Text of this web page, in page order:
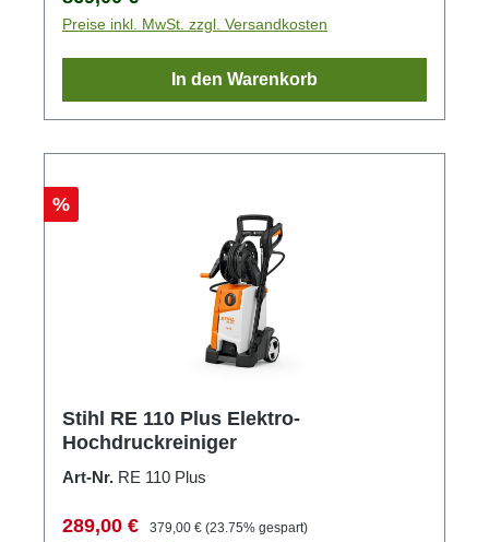
Preise inkl. MwSt. zzgl. Versandkosten
In den Warenkorb
Rabatt
%
Stihl RE 110 Plus Elektro-
Hochdruckreiniger
Art-Nr. RE 110 Plus
Verkaufspreis:
289,00 € Regulärer Preis:
379,00 € (23.75% gespart)